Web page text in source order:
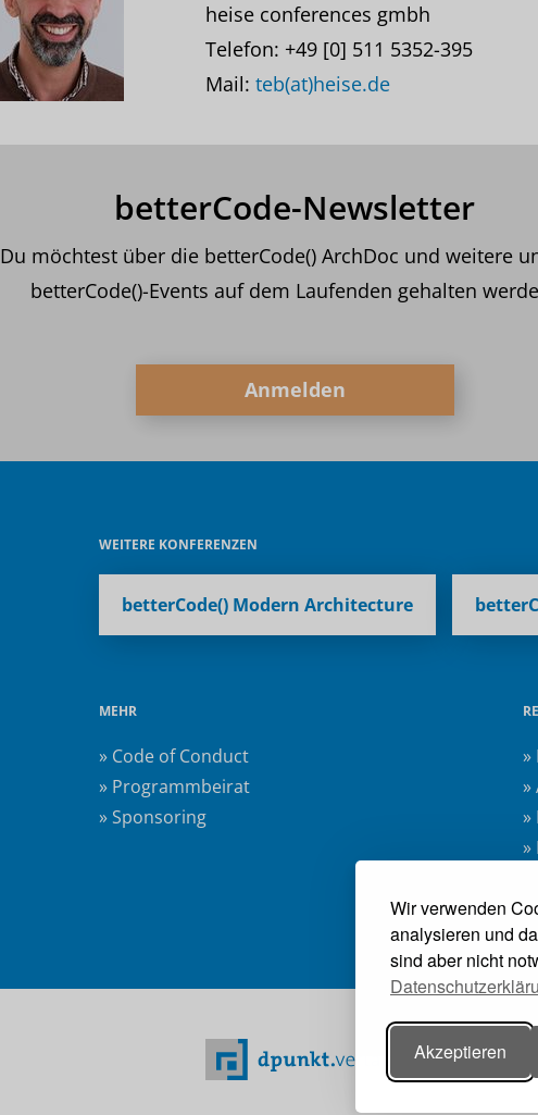
Wir verwenden
analysieren und
sind aber nicht
Akzeptieren
heise conferences gmbh
Telefon: +49 [0] 511 5352-395
Mail: teb(at)heise.de
betterCode-Newsletter
Du möchtest über die betterCode() ArchDoc und weitere
betterCode()-Events auf dem Laufenden gehalten
Anmelden
WEITERE KONFERENZEN
betterCode() Modern Architecture
MEHR
» Code of Conduct
» Programmbeirat
» Sponsoring
»
»
»
»